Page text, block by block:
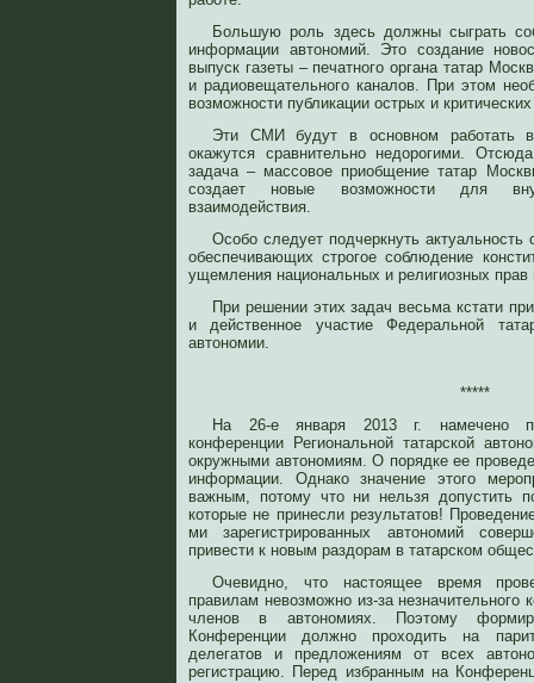
Большую роль здесь должны сыграть
информации автономий. Это создание
выпуск газеты – печатного органа татар
и радиовещательного каналов. При этом
возможности публикации острых и
Эти СМИ будут в основном работать
окажутся сравнительно недорогими.
задача – массовое приобщение татар
создает новые возможности для
взаимодействия.
Особо следует подчеркнуть актуальность
обеспечивающих строгое соблюдение
ущемления национальных и религиозных прав
При решении этих задач весьма кстати
и действенное участие Федеральной
автономии.
*****
На 26-е января 2013 г. намечено
конференции Региональной татарской
окружными автономиям. О порядке ее
информации. Однако значение этого
важным, потому что ни нельзя допустить
которые не принесли результатов!
ми зарегистрированных автономий
привести к новым раздорам в татарском
Очевидно, что настоящее время
правилам невозможно из-за незначительного
членов в автономиях. Поэтому
Конференции должно проходить на
делегатов и предложениям от всех
регистрацию. Перед избранным на